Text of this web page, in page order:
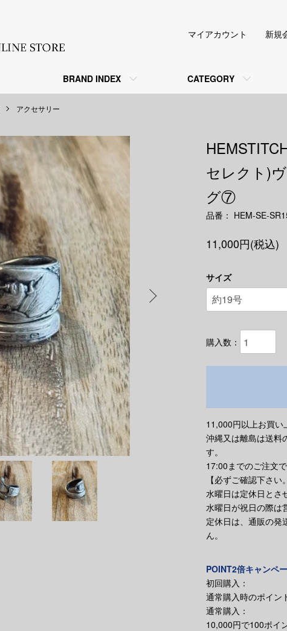
BRAND INDEX CATEGORY
マイアカウント 新規
アクセサリー
セレクト)
グ⑦
品番： HEM-SE-
11,000円(税込)
サイズ
購入数：
11,000円以上お買
沖縄又は離島は送料
す。
17:00までのご注文
【必ずご確認下さい
水曜日は定休日とさ
水曜日が祝日の際は
定休日は、通販の発
ん。
POINT2倍キャンペ
初回購入：
通常購入時のポイン
通常購入：
10,000円で100ポイ